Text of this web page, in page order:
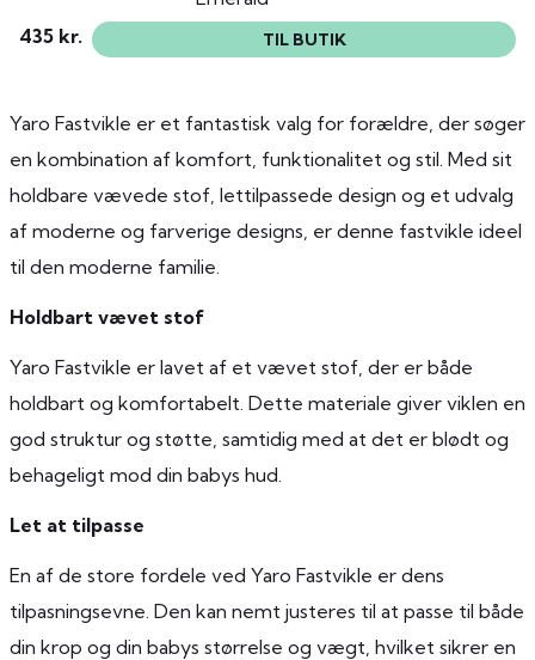
435 kr.
TIL BUTIK
Yaro Fastvikle er et fantastisk valg for forældre, der søger
en kombination af komfort, funktionalitet og stil. Med sit
holdbare vævede stof, lettilpassede design og et udvalg
af moderne og farverige designs, er denne fastvikle ideel
til den moderne familie.
Holdbart vævet stof
Yaro Fastvikle er lavet af et vævet stof, der er både
holdbart og komfortabelt. Dette materiale giver viklen en
god struktur og støtte, samtidig med at det er blødt og
behageligt mod din babys hud.
Let at tilpasse
En af de store fordele ved Yaro Fastvikle er dens
tilpasningsevne. Den kan nemt justeres til at passe til både
din krop og din babys størrelse og vægt, hvilket sikrer en